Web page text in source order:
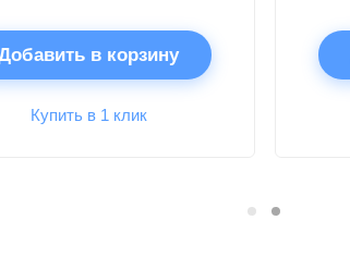
в корзину
Купить в 1 клик